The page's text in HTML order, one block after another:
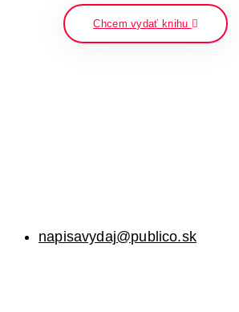
Chcem vydať knihu
napisavydaj@publico.sk